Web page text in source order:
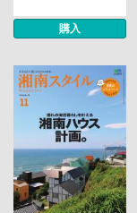
購入